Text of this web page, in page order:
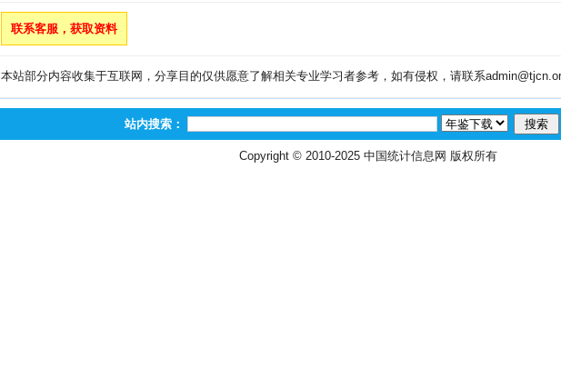
联系客服，获取资料
本站部分内容收集于互联网，分享目的仅供愿意了解相关专业学习者参考，如有侵权，请联系
站内搜索：
Copyright © 2010-2025 中国统计信息网 版权所有